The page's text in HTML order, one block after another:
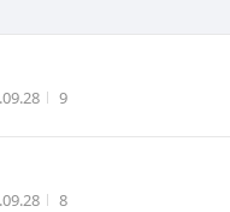
시간 조회수
9
시간 조회수
8